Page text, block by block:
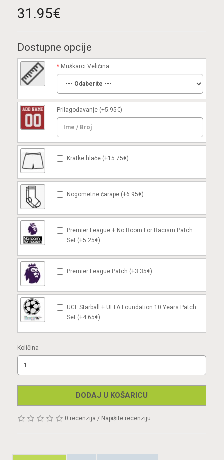
31.95€
Dostupne opcije
Muškarci Veličina
Prilagođavanje (+5.95€)
Kratke hlače (+15.75€)
Nogometne čarape (+6.95€)
Premier League + No Room For Racism Patch
Set (+5.25€)
Premier League Patch (+3.35€)
UCL Starball + UEFA Foundation 10 Years Patch
Set (+4.65€)
Količina
DODAJ U KOŠARICU
0 recenzija / Napišite recenziju